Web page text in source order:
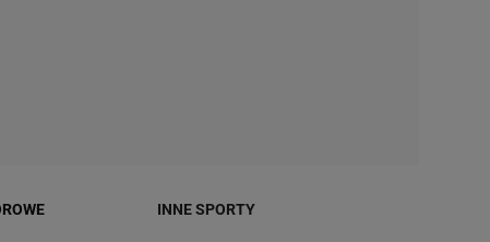
INNE SPORTY